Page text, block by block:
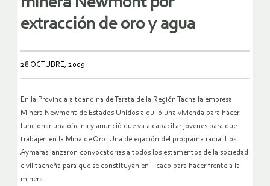
extracción de oro y agua
28 OCTUBRE, 2009
En la Provincia altoandina de Tarata de la Región Tacna la empresa
Minera Newmont de Estados Unidos alquiló una vivienda para hacer
funcionar una oficina y anunció que va a capacitar jóvenes para que
trabajen en la Mina de Oro. Una delegación del programa radial Los
Aymaras lanzaron convocatorias a todos los estamentos de la sociedad
civil tacneña para que se constituyan en Ticaco para hacer frente a la
minera.